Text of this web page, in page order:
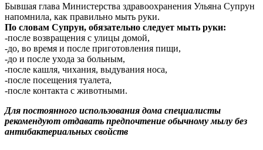
Бывшая глава Министерства здравоохранения Ульяна Супрун
напомнила, как правильно мыть руки.
По словам Супрун, обязательно следует мыть руки:
-после возвращения с улицы домой,
-до, во время и после приготовления пищи,
-до и после ухода за больным,
-после кашля, чихания, выдувания носа,
-после посещения туалета,
-после контакта с животными.
Для постоянного использования дома специалисты
рекомендуют отдавать предпочтение обычному мылу без
антибактериальных свойств